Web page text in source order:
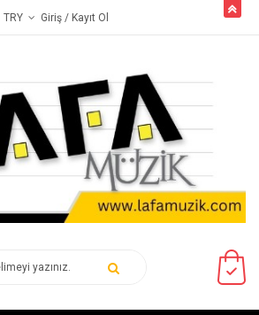
TRY Giriş / Kayıt Ol